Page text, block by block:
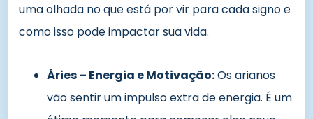
uma olhada no que está por vir para cada signo e
como isso pode impactar sua vida.
Áries – Energia e Motivação:Os arianos
vão sentir um impulso extra de energia. É um